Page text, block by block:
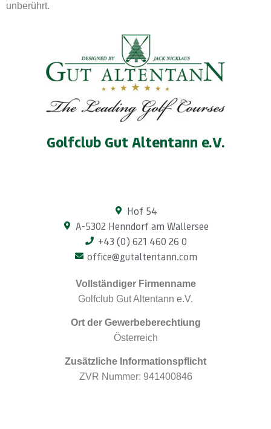
unberührt.
Golfclub Gut Altentann e.V.
Hof 54
A-5302 Henndorf am Wallersee
+43 (0) 621 460 26 0
office@gutaltentann.com
Vollständiger Firmenname
Golfclub Gut Altentann e.V.
Ort der Gewerbeberechtiung
Österreich
Zusätzliche Informationspflicht
ZVR Nummer: 941400846